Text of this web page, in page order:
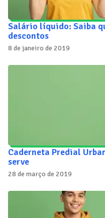
Salário líquido: Saiba
descontos
8 de janeiro de 2019
Caderneta Predial
serve
28 de março de 2019